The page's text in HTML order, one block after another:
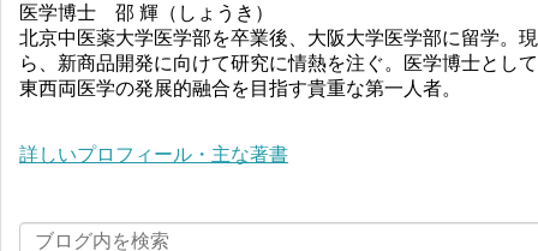
医学博士 邵 輝（しょうき）
北京中医薬大学医学部を卒業後、大阪大学医学部に留学。
ら、新商品開発に向けて研究に情熱を注ぐ。医学博士とし
東西両医学の発展的融合を目指す貴重な第一人者。
詳しいプロフィール・主な著書